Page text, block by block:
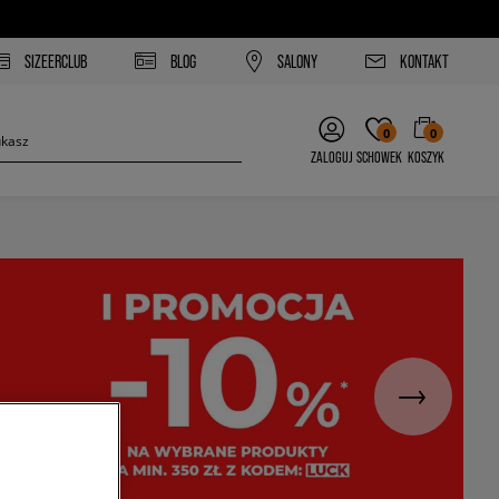
SIZEERCLUB BLOG SALONY KONTAKT
ZALOGUJ
0
SCHOWEK
0
KOSZYK